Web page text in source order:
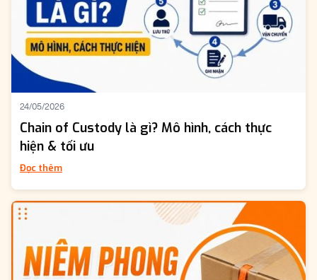
24/05/2026
Chain of Custody là gì? Mô hình, cách thực
hiện & tối ưu
Đọc thêm